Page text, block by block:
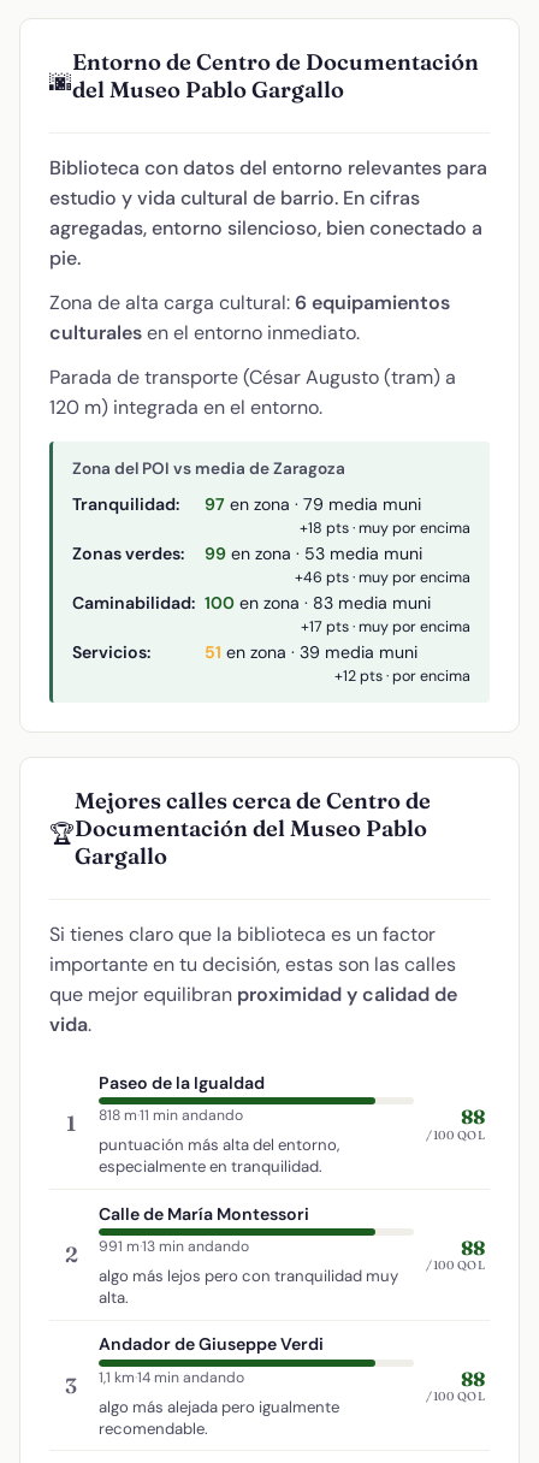
🌆
Entorno de Centro de Documentación
del Museo Pablo Gargallo
Biblioteca con datos del entorno relevantes para
estudio y vida cultural de barrio. En cifras
agregadas, entorno silencioso, bien conectado a
pie.
Zona de alta carga cultural:6 equipamientos
culturalesen el entorno inmediato.
Parada de transporte (César Augusto (tram) a
120 m) integrada en el entorno.
Zona del POI vs media de Zaragoza
Tranquilidad: 97 en zona · 79 media muni
+18 pts · muy por encima
Zonas verdes: 99 en zona · 53 media muni
+46 pts · muy por encima
Caminabilidad: 100 en zona · 83 media muni
+17 pts · muy por encima
Servicios: 51 en zona · 39 media muni
+12 pts · por encima
🏆
Mejores calles cerca de Centro de
Documentación del Museo Pablo
Gargallo
Si tienes claro que la biblioteca es un factor
importante en tu decisión, estas son las calles
que mejor equilibran proximidad y calidad de
vida.
1
Paseo de la Igualdad
818 m·11 min andando
puntuación más alta del entorno,
especialmente en tranquilidad.
88
/100 QOL
2
Calle de María Montessori
991 m·13 min andando
algo más lejos pero con tranquilidad muy
alta.
88
/100 QOL
3
Andador de Giuseppe Verdi
1,1 km·14 min andando
algo más alejada pero igualmente
recomendable.
88
/100 QOL